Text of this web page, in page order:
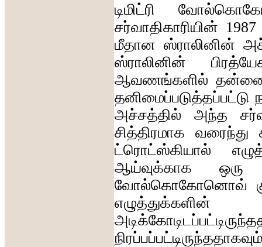
டிமிட்ரி
சர்வாதிகாரியின்
மீதான ஸ்ராலினின்
ஸ்ராலினின்
ஆவணங்களில்
தனிமைப்படுத்தப்பட்டு
அச்சத்தில்
அந்த
சித்திரமாக
வரைந்து
ட்ரொட்ஸ்கியால்
ஆய்வுக்காக
ஒரு
வோல்கொகோனொவ்
எழுத்துக்களின்
நிரப்பப்பட்டிருந்ததாகவும்